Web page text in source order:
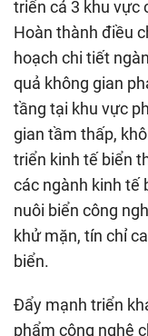
triển cả 3 khu vực
Hoàn thành điều
hoạch chi tiết
quả không gian
tầng tại khu vực
gian tầm thấp,
triển kinh tế biển
các ngành kinh tế
nuôi biển công
khử mặn, tín chỉ
biển.
Đẩy mạnh triển
phẩm công nghệ